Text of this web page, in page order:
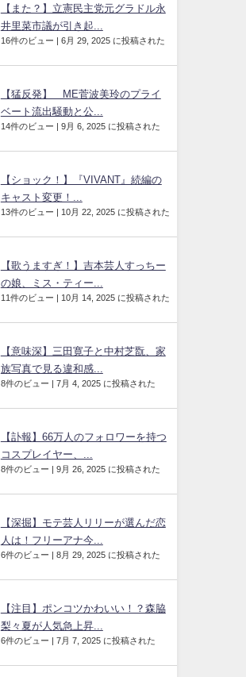
【また？】立憲民主党元グラドル永
井里菜市議が引き起...
16件のビュー | 6月 29, 2025 に投稿された
【猛反発】≠ME菅波美玲のプライ
ベート流出騒動と公...
14件のビュー | 9月 6, 2025 に投稿された
【ショック！】『VIVANT』続編の
キャスト変更！...
13件のビュー | 10月 22, 2025 に投稿された
【歌うますぎ！】吉本芸人すっちー
の娘、ミス・ティー...
11件のビュー | 10月 14, 2025 に投稿された
【意味深】三田寛子と中村芝翫、家
族写真で見る違和感...
8件のビュー | 7月 4, 2025 に投稿された
【訃報】66万人のフォロワーを持つ
コスプレイヤー、...
8件のビュー | 9月 26, 2025 に投稿された
【深掘】モテ芸人リリーが選んだ恋
人は！フリーアナ今...
6件のビュー | 8月 29, 2025 に投稿された
【注目】ポンコツかわいい！？森脇
梨々夏が人気急上昇...
6件のビュー | 7月 7, 2025 に投稿された